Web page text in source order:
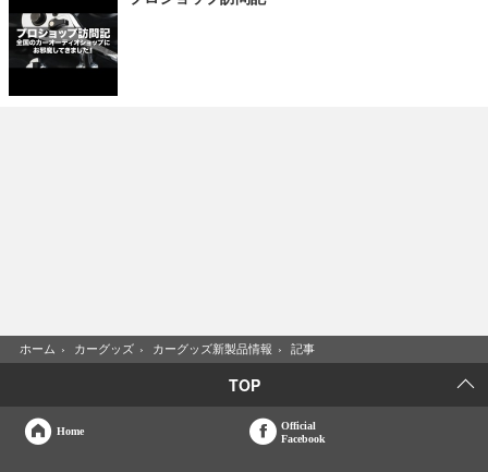
ホーム › カーグッズ › カーグッズ新製品情報 › 記事
TOP
Home
Official
Facebook